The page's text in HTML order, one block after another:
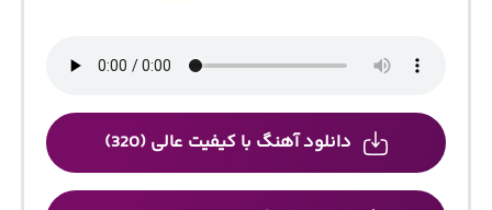
دانلود آهنگ با کیفیت عالی (320)